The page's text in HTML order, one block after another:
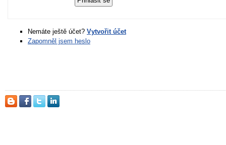
Nemáte ještě účet? Vytvořit účet
Zapomněl jsem heslo